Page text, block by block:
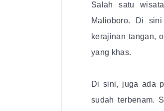
Salah satu
Malioboro. Di
kerajinan tangan,
yang khas.
Di sini, juga ada
sudah terbenam.